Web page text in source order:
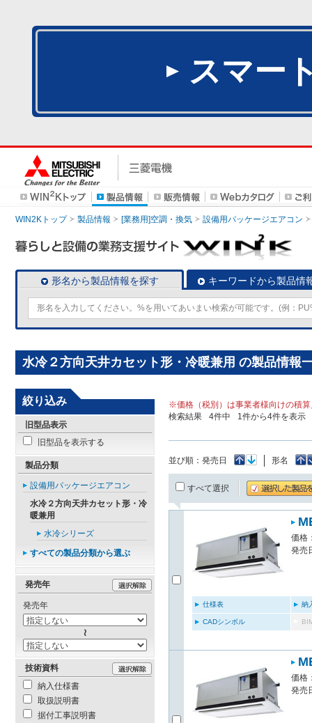
スマー
WIN2Kトップ 製品情報 [業務用]空調・換気 設備用パッケージエアコン
形名から製品情報を探す キーワードから製品情
水冷２方向天井カセット形・冷暖兼用 の製品情報
※価格（税別）は事業者様向けの積
検索結果
4件中 1件から4件を表示
並び順： 発売日 形名
すべて選択
価格
発売
仕様表 納
CADシンボル
価格
発売
絞り込み
旧型品表示
旧型品を表示する
製品分類
設備用パッケージエアコン
水冷２方向天井カセット形・冷
暖兼用
水冷シリーズ
すべての製品分類から選ぶ
発売年
発売年
技術資料
納入仕様書
取扱説明書
据付工事説明書